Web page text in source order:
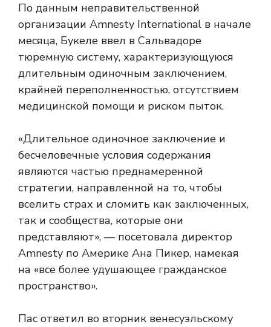
По данным неправительственной
организации Amnesty International в начале
месяца, Букеле ввел в Сальвадоре
тюремную систему, характеризующуюся
длительным одиночным заключением,
крайней переполненностью, отсутствием
медицинской помощи и риском пыток.
«Длительное одиночное заключение и
бесчеловечные условия содержания
являются частью преднамеренной
стратегии, направленной на то, чтобы
вселить страх и сломить как заключенных,
так и сообщества, которые они
представляют», — посетовала директор
Amnesty по Америке Ана Пикер, намекая
на «все более удушающее гражданское
пространство».
Пас ответил во вторник венесуэльскому